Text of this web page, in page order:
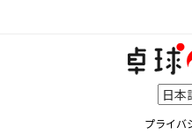
プライバ